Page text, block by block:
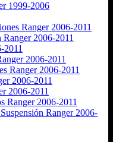
1999-2006
Ranger 2006-2011
2006-2011
2011
2006-2011
Ranger 2006-2011
2006-2011
2006-2011
Ranger 2006-2011
Ranger 2006-